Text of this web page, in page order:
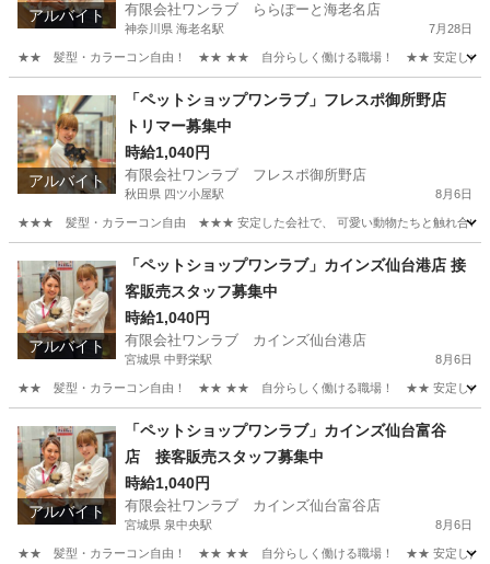
アルバイト 有限会社ワンラブ ららぽーと海老名店
神奈川県 海老名駅 7月28日
★★ 髪型・カラーコン自由！ ★★ ★★ 自分らしく働ける職場！ ★★ 安定した会社で
海老名市 海老名駅 その他 スタッフ
アルバイト
「ペットショップワンラブ」フレスポ御所野店
トリマー募集中
時給1,040円
有限会社ワンラブ フレスポ御所野店
秋田県 四ツ小屋駅 8月6日
★★★ 髪型・カラーコン自由 ★★★ 安定した会社で、 可愛い動物たちと触れ合いな
四ツ小屋駅 その他 動物
アルバイト
「ペットショップワンラブ」カインズ仙台港店 接
客販売スタッフ募集中
時給1,040円
有限会社ワンラブ カインズ仙台港店
宮城県 中野栄駅 8月6日
★★ 髪型・カラーコン自由！ ★★ ★★ 自分らしく働ける職場！ ★★ 安定した会社で
中野栄駅 その他 スタッフ
アルバイト
「ペットショップワンラブ」カインズ仙台富谷
店 接客販売スタッフ募集中
時給1,040円
有限会社ワンラブ カインズ仙台富谷店
宮城県 泉中央駅 8月6日
★★ 髪型・カラーコン自由！ ★★ ★★ 自分らしく働ける職場！ ★★ 安定した会社で